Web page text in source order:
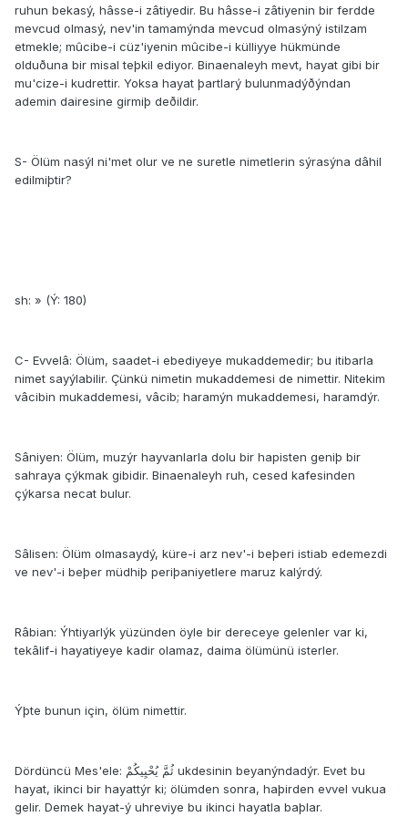
ruhun bekasý, hâsse-i zâtiyedir. Bu hâsse-i zâtiyenin bir ferdde
mevcud olmasý, nev'in tamamýnda mevcud olmasýný istilzam
etmekle; mûcibe-i cüz'iyenin mûcibe-i külliyye hükmünde
olduðuna bir misal teþkil ediyor. Binaenaleyh mevt, hayat gibi bir
mu'cize-i kudrettir. Yoksa hayat þartlarý bulunmadýðýndan
ademin dairesine girmiþ deðildir.
S- Ölüm nasýl ni'met olur ve ne suretle nimetlerin sýrasýna dâhil
edilmiþtir?
sh: » (Ý: 180)
C- Evvelâ: Ölüm, saadet-i ebediyeye mukaddemedir; bu itibarla
nimet sayýlabilir. Çünkü nimetin mukaddemesi de nimettir. Nitekim
vâcibin mukaddemesi, vâcib; haramýn mukaddemesi, haramdýr.
Sâniyen: Ölüm, muzýr hayvanlarla dolu bir hapisten geniþ bir
sahraya çýkmak gibidir. Binaenaleyh ruh, cesed kafesinden
çýkarsa necat bulur.
Sâlisen: Ölüm olmasaydý, küre-i arz nev'-i beþeri istiab edemezdi
ve nev'-i beþer müdhiþ periþaniyetlere maruz kalýrdý.
Râbian: Ýhtiyarlýk yüzünden öyle bir dereceye gelenler var ki,
tekâlif-i hayatiyeye kadir olamaz, daima ölümünü isterler.
Ýþte bunun için, ölüm nimettir.
Dördüncü Mes'ele: ثُمَّ يُحْيِيكُمْ ukdesinin beyanýndadýr. Evet bu
hayat, ikinci bir hayattýr ki; ölümden sonra, haþirden evvel vukua
gelir. Demek hayat-ý uhreviye bu ikinci hayatla baþlar.